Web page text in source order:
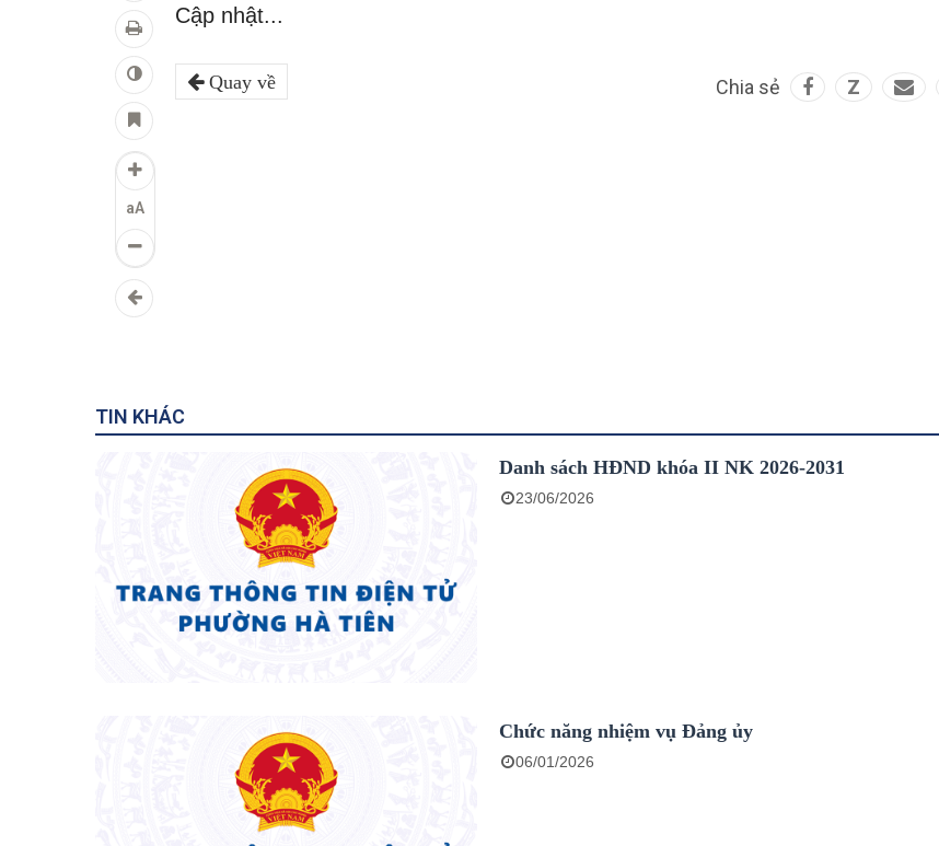
aA
Cập nhật...
Quay về Chia sẻ Z
TIN KHÁC
Danh sách HĐND khóa II NK 2026-2031
23/06/2026
Chức năng nhiệm vụ Đảng ủy
06/01/2026